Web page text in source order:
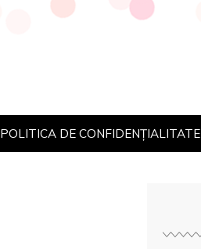
POLITICA DE CONFIDENȚIALITATE